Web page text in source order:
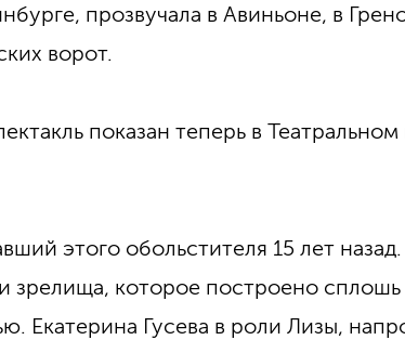
прозвучала в Авиньоне, в
ворот.
показан теперь в
этого обольстителя 15 лет назад.
зрелища, которое построено сплошь
Екатерина Гусева в роли Лизы,